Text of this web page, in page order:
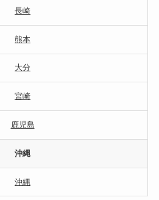
長崎
熊本
大分
宮崎
鹿児島
沖縄
沖縄